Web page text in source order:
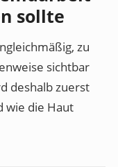
sollte
zu
sichtbar
deshalb zuerst
wie die Haut